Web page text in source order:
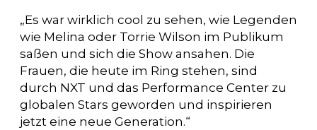
„Es war wirklich cool zu sehen, wie Legenden
wie Melina oder Torrie Wilson im Publikum
saßen und sich die Show ansahen. Die
Frauen, die heute im Ring stehen, sind
durch NXT und das Performance Center zu
globalen Stars geworden und inspirieren
jetzt eine neue Generation.“